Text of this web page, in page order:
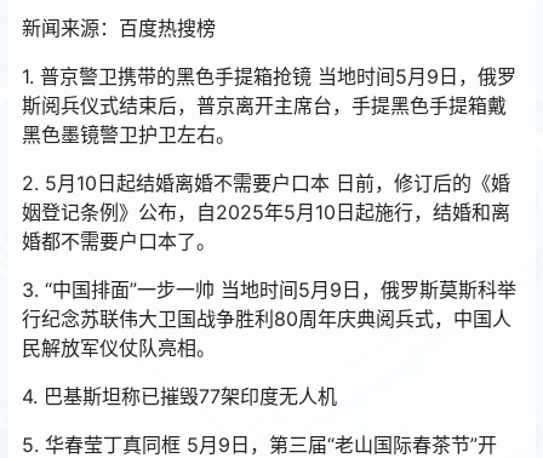
新闻来源：百度热搜榜
1. 普京警卫携带的黑色手提箱抢镜 当地时间5月9日，俄罗
斯阅兵仪式结束后，普京离开主席台，手提黑色手提箱戴
黑色墨镜警卫护卫左右。
2. 5月10日起结婚离婚不需要户口本 日前，修订后的《婚
姻登记条例》公布，自2025年5月10日起施行，结婚和离
婚都不需要户口本了。
3. “中国排面”一步一帅 当地时间5月9日，俄罗斯莫斯科举
行纪念苏联伟大卫国战争胜利80周年庆典阅兵式，中国人
民解放军仪仗队亮相。
4. 巴基斯坦称已摧毁77架印度无人机
5. 华春莹丁真同框 5月9日，第三届“老山国际春茶节”开